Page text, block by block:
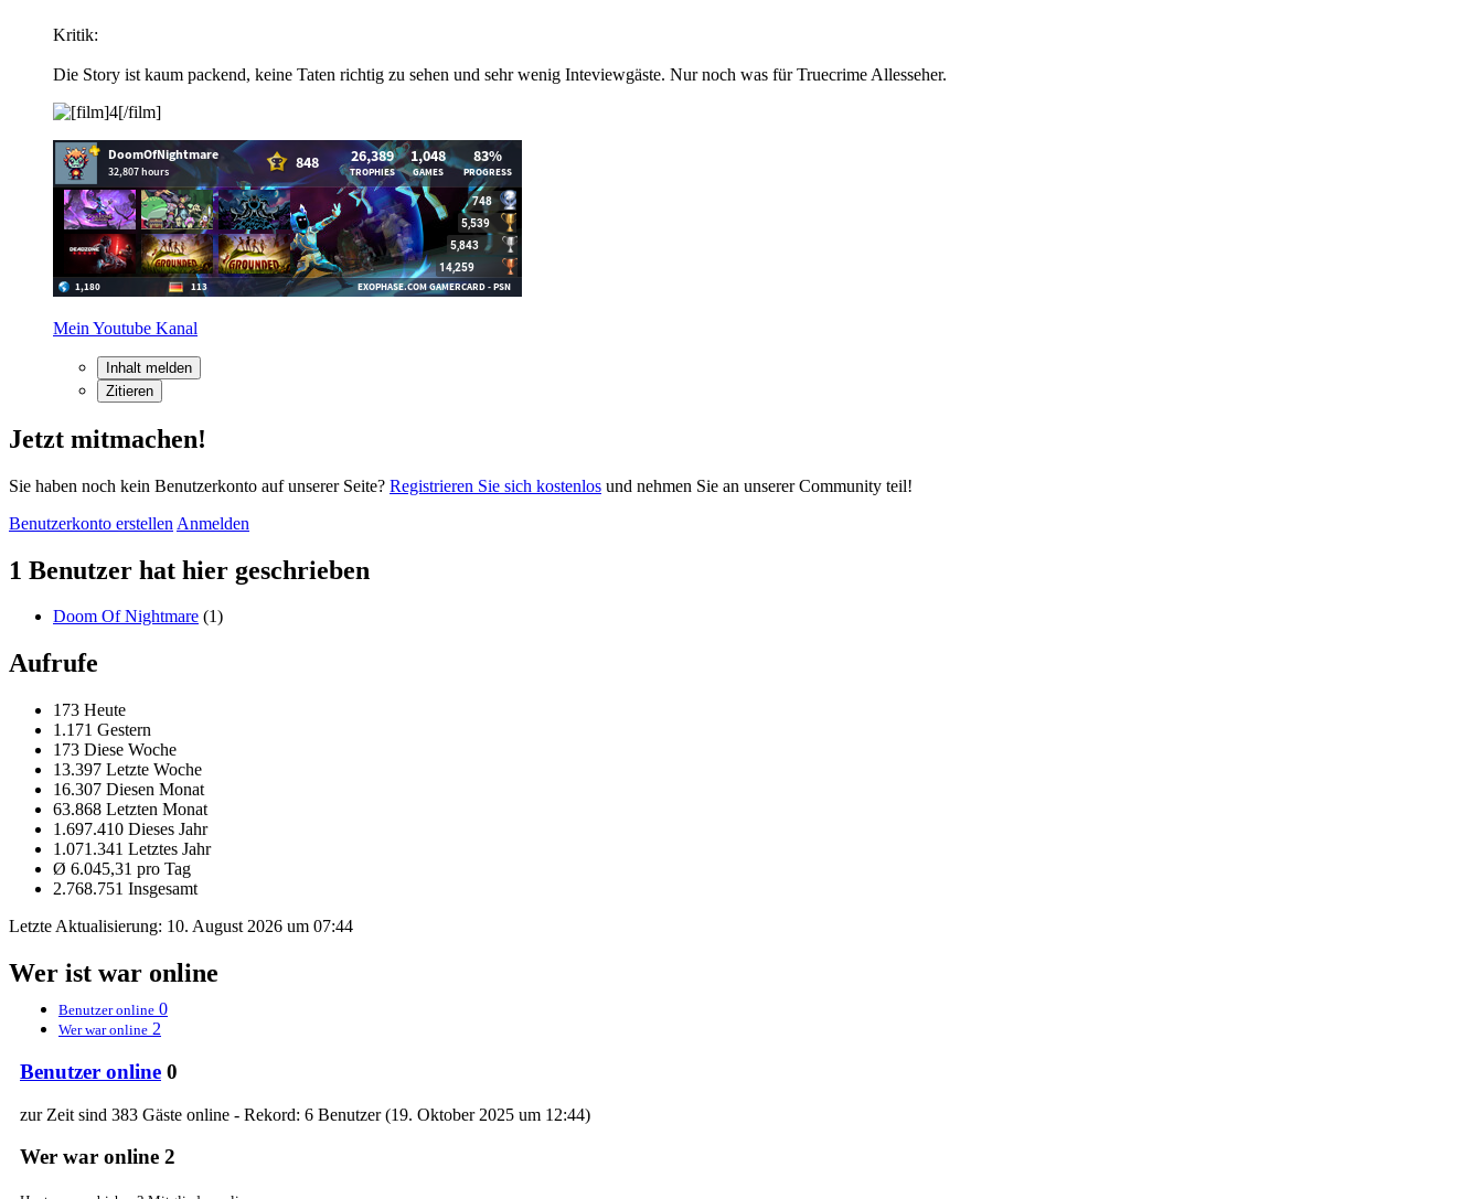
Kritik:
Die Story ist kaum packend, keine Taten richtig zu sehen und sehr wenig Inteviewgäste. Nur noch was für Truecrime Allesseher.
Mein Youtube Kanal
Inhalt melden
Zitieren
Jetzt mitmachen!
Sie haben noch kein Benutzerkonto auf unserer Seite? Registrieren Sie sich kostenlos und nehmen Sie an unserer Community teil!
Benutzerkonto erstellen Anmelden
1 Benutzer hat hier geschrieben
Doom Of Nightmare (1)
Aufrufe
173 Heute
1.171 Gestern
173 Diese Woche
13.397 Letzte Woche
16.307 Diesen Monat
63.868 Letzten Monat
1.697.410 Dieses Jahr
1.071.341 Letztes Jahr
Ø 6.045,31 pro Tag
2.768.751 Insgesamt
Letzte Aktualisierung: 10. August 2026 um 07:44
Wer ist war online
Benutzer online 0
Wer war online 2
Benutzer online 0
zur Zeit sind 383 Gäste online - Rekord: 6 Benutzer (19. Oktober 2025 um 12:44)
Wer war online 2